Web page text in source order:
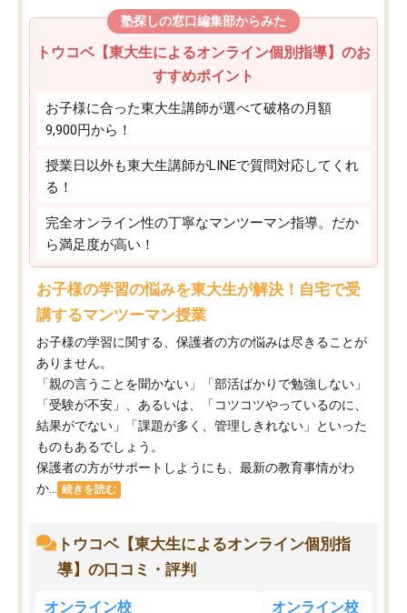
塾探しの窓口編集部からみた
トウコベ【東大生によるオンライン個別指導】のお
すすめポイント
お子様に合った東大生講師が選べて破格の月額
9,900円から！
授業日以外も東大生講師がLINEで質問対応してくれ
る！
完全オンライン性の丁寧なマンツーマン指導。だか
ら満足度が高い！
お子様の学習の悩みを東大生が解決！自宅で受
講するマンツーマン授業
お子様の学習に関する、保護者の方の悩みは尽きることが
ありません。
「親の言うことを聞かない」「部活ばかりで勉強しない」
「受験が不安」、あるいは、「コツコツやっているのに、
結果がでない」「課題が多く、管理しきれない」といった
ものもあるでしょう。
保護者の方がサポートしようにも、最新の教育事情がわ
か...
続きを読む
トウコベ【東大生によるオンライン個別指
導】の口コミ・評判
オンライン校 オンライン校